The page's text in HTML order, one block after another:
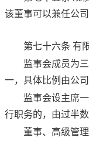
该董事可以兼任公司
第七十六条 有
监事会成员为
一，具体比例由公
监事会设主席
行职务的，由过半
董事、高级管